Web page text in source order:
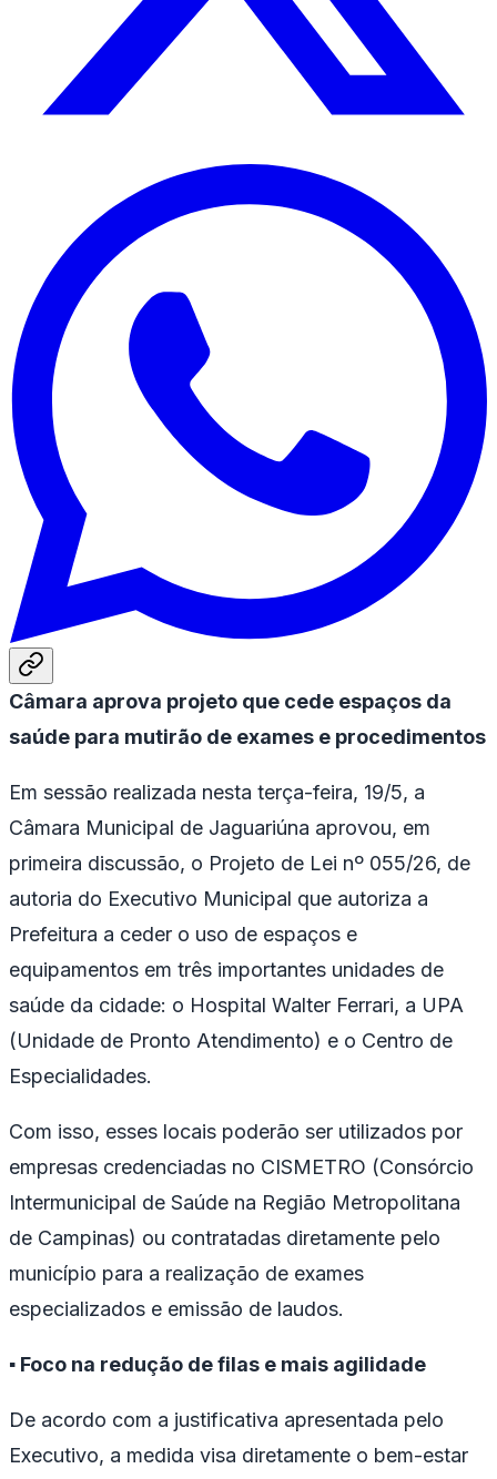
Câmara aprova projeto que cede espaços da
saúde para mutirão de exames e procedimentos
Em sessão realizada nesta terça-feira, 19/5, a
Câmara Municipal de Jaguariúna aprovou, em
primeira discussão, o Projeto de Lei nº 055/26, de
autoria do Executivo Municipal que autoriza a
Prefeitura a ceder o uso de espaços e
equipamentos em três importantes unidades de
saúde da cidade: o Hospital Walter Ferrari, a UPA
(Unidade de Pronto Atendimento) e o Centro de
Especialidades.
Com isso, esses locais poderão ser utilizados por
empresas credenciadas no CISMETRO (Consórcio
Intermunicipal de Saúde na Região Metropolitana
de Campinas) ou contratadas diretamente pelo
município para a realização de exames
especializados e emissão de laudos.
▪️ Foco na redução de filas e mais agilidade
De acordo com a justificativa apresentada pelo
Executivo, a medida visa diretamente o bem-estar